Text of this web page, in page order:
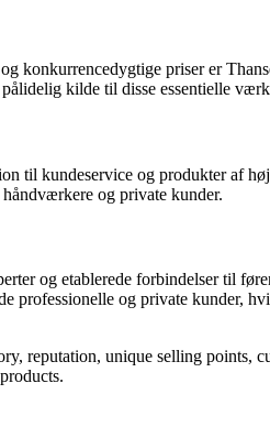
konkurrencedygtige priser er
kilde til disse essentielle
til kundeservice og produkter af
og private kunder.
og etablerede forbindelser til
professionelle og private kunder,
reputation, unique selling points,